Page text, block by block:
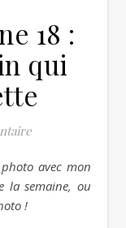
18 :
qui
la semaine, ou
!